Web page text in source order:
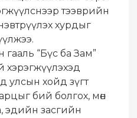
тээврийн
хурдыг
“Бүс ба Зам”
хэрэгжүүлэхэд
улсын хойд зүгт
бий болгох, мөн
эдийн засгийн